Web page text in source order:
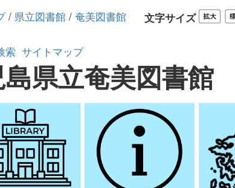
/ 県立図書館 / 奄美図書館 文字サイズ
索 サイトマップ
県立奄美図書館